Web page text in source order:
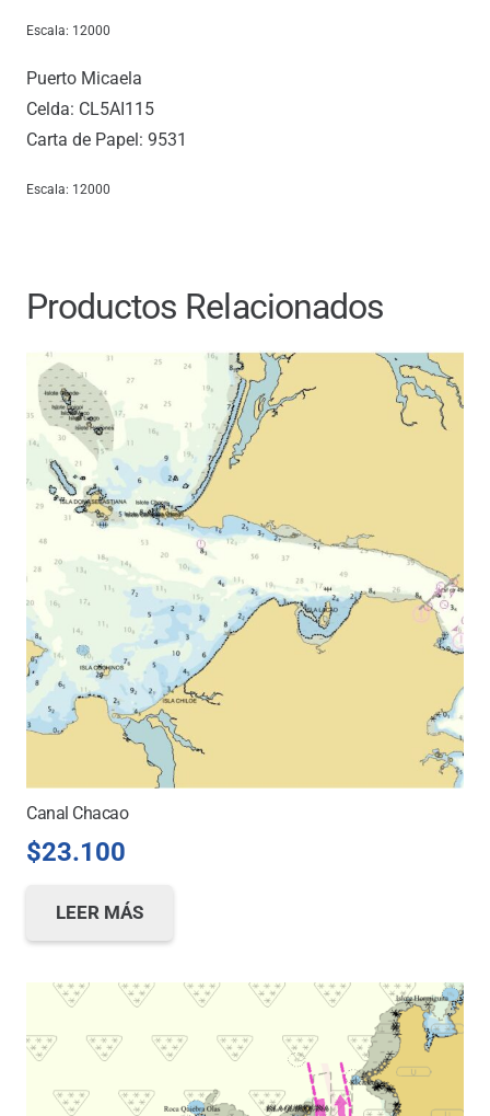
Escala: 12000
Puerto Micaela
Celda: CL5AI115
Carta de Papel: 9531
Escala: 12000
Productos Relacionados
Canal Chacao
$23.100
LEER MÁS